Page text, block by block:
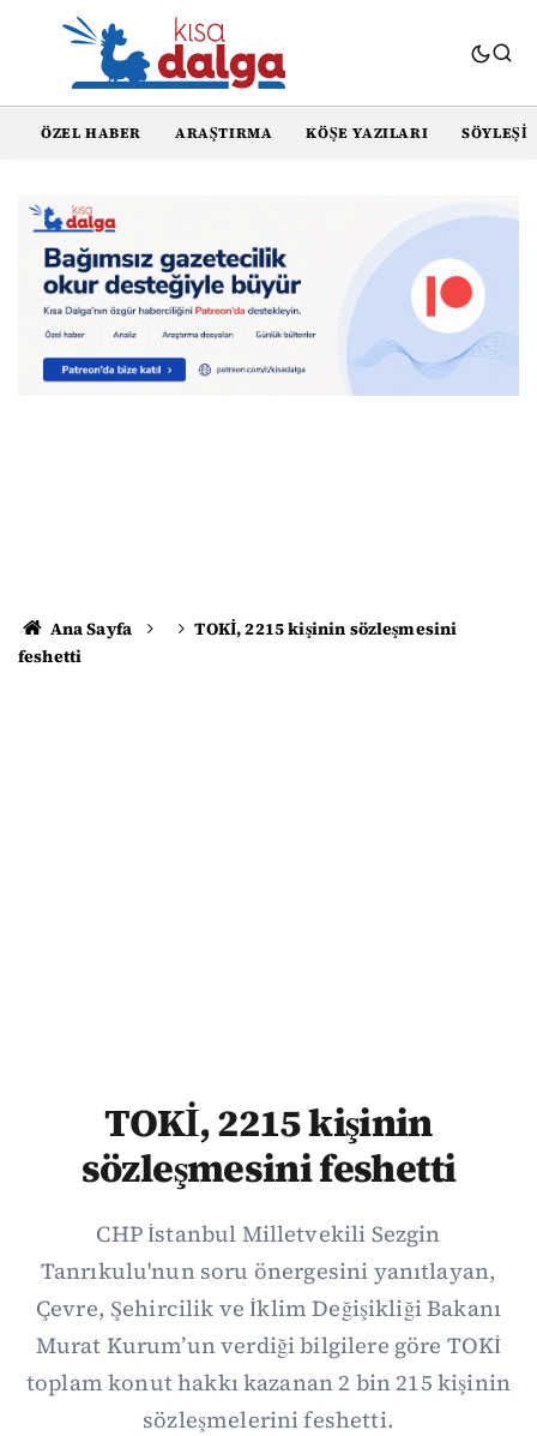
ÖZEL HABER ARAŞTIRMA KÖŞE YAZILARI SÖYLEŞI
Ana Sayfa
TOKİ, 2215 kişinin sözleşmesini
feshetti
TOKİ, 2215 kişinin
sözleşmesini feshetti
CHP İstanbul Milletvekili Sezgin
Tanrıkulu'nun soru önergesini yanıtlayan,
Çevre, Şehircilik ve İklim Değişikliği Bakanı
Murat Kurum’un verdiği bilgilere göre TOKİ
toplam konut hakkı kazanan 2 bin 215 kişinin
sözleşmelerini feshetti.